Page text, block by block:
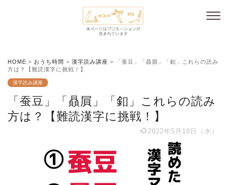
HOME > おうち時間 > 漢字読み講座 >
「蚕豆」「贔屓」「釦」これらの読み
方は？【難読漢字に挑戦！】
漢字読み講座
「蚕豆」「贔屓」「釦」これらの読み
方は？【難読漢字に挑戦！】
2022年5月18日（水）